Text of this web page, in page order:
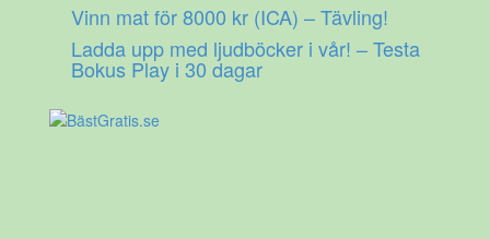
Vinn mat för 8000 kr (ICA) – Tävling!
Ladda upp med ljudböcker i vår! – Testa
Bokus Play i 30 dagar